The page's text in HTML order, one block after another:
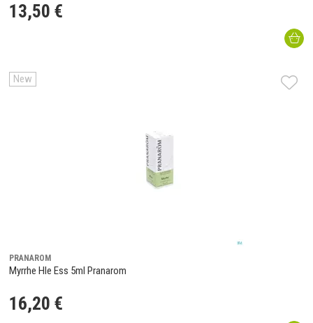
13,50 €
New
PRANAROM
Myrrhe Hle Ess 5ml Pranarom
16,20 €